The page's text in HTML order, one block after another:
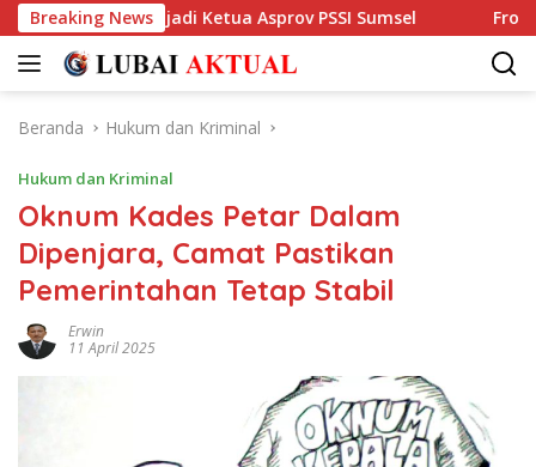
Langsung
ke
konten
Breaking News
jadi Ketua Asprov PSSI Sumsel Front Pemuda
Beranda Hukum dan Kriminal
Hukum dan Kriminal
Oknum Kades Petar Dalam
Dipenjara, Camat Pastikan
Pemerintahan Tetap Stabil
Erwin
11 April 2025